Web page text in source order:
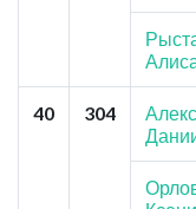
40 304